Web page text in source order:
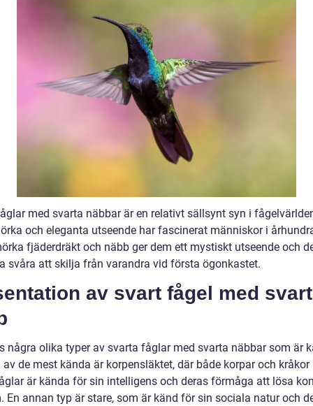
med svarta näbbar är en relativt sällsynt syn i
och eleganta utseende har fascinerat människor i
fjäderdräkt och näbb ger dem ett mystiskt utseende och
svåra att skilja från varandra vid första ögonkastet.
av svart fågel med svart
några olika typer av svarta fåglar med svarta näbbar som är
av de mest kända är korpensläktet, där både korpar och kråkor
är kända för sin intelligens och deras förmåga att lösa
En annan typ är stare, som är känd för sin sociala natur och